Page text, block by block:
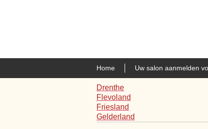
Home Uw salon aanmelden
Drenthe
Flevoland
Friesland
Gelderland